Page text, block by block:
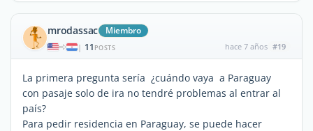
mrodassac Miembro
| 11 POSTS hace 7 años #19
La primera pregunta sería ¿cuándo vaya a Paraguay
con pasaje solo de ira no tendré problemas al entrar al
país?
Para pedir residencia en Paraguay, se puede hacer